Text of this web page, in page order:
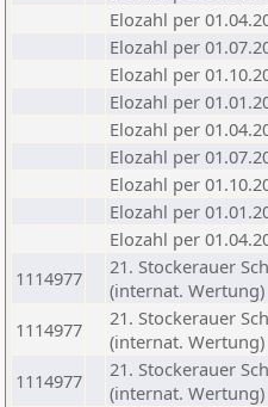
Elozahl per
Elozahl per
Elozahl per
Elozahl per
Elozahl per
Elozahl per
Elozahl per
Elozahl per
Elozahl per
1114977
21. Stockerauer
(internat. Wertung)
1114977
21. Stockerauer
(internat. Wertung)
1114977
21. Stockerauer
(internat. Wertung)